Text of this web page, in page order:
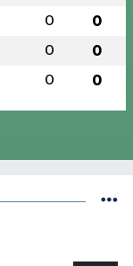
0 0
0 0
0 0